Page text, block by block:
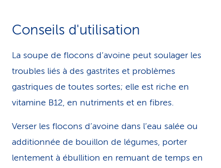
Conseils d'utilisation
La soupe de flocons d’avoine peut soulager les
troubles liés à des gastrites et problèmes
gastriques de toutes sortes; elle est riche en
vitamine B12, en nutriments et en fibres.
Verser les flocons d’avoine dans l’eau salée ou
additionnée de bouillon de légumes, porter
lentement à ébullition en remuant de temps en